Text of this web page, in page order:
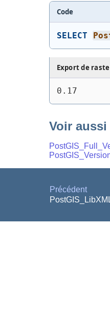
Code
SELECT
Export de
0.17
Voir aussi
Précédent